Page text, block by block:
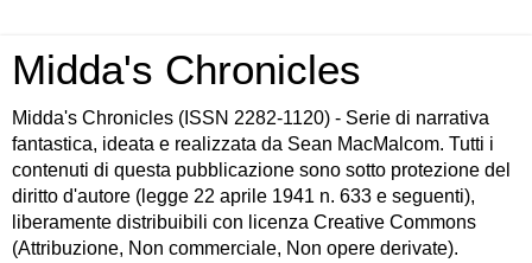
Midda's Chronicles
Midda's Chronicles (ISSN 2282-1120) - Serie di narrativa
fantastica, ideata e realizzata da Sean MacMalcom. Tutti i
contenuti di questa pubblicazione sono sotto protezione del
diritto d'autore (legge 22 aprile 1941 n. 633 e seguenti),
liberamente distribuibili con licenza Creative Commons
(Attribuzione, Non commerciale, Non opere derivate).